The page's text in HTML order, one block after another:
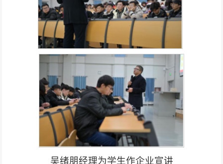
吴绪朋经理为学生作企业宣讲